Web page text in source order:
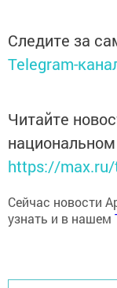
Telegram-
Читайте
https://
узнать и в нашем